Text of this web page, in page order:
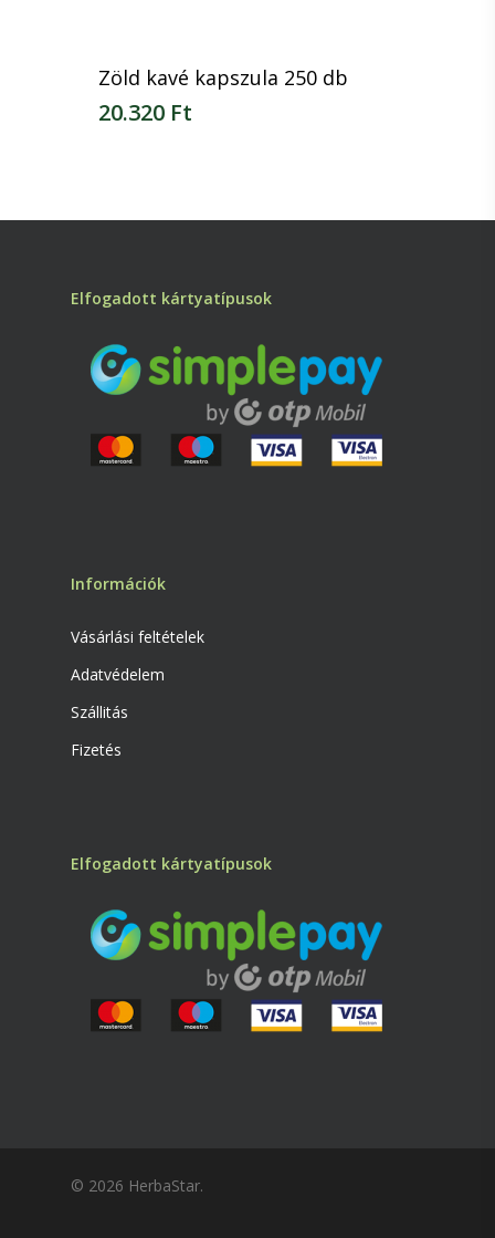
Zöld kavé kapszula 250 db
20.320 Ft
Elfogadott kártyatípusok
Információk
Vásárlási feltételek
Adatvédelem
Szállitás
Fizetés
Elfogadott kártyatípusok
© 2026 HerbaStar.